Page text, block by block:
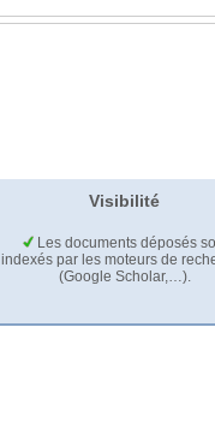
Visibilité
Les documents déposés
indexés par les moteurs de
(Google Scholar,…).